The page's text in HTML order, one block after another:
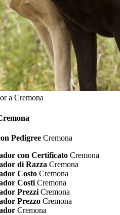
a Cremona
Pedigree Cremona
con Certificato Cremona
di Razza Cremona
Costo Cremona
Costi Cremona
Prezzi Cremona
Prezzo Cremona
Cremona